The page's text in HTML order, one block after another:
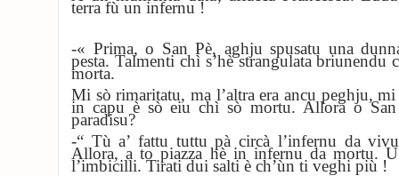
terra fù un infernu !
-« Prima, o San Pè, aghju spusatu una
pesta. Talmenti chì s’hè strangulata briunendu
morta.
Mi sò rimaritatu, ma l’altra era ancu peghju,
in capu è sò eiu chì sò mortu. Allora o San
paradisu?
-“ Tù a’ fattu tuttu pà circà l’infernu da
Allora, a to piazza hè in infernu da mortu.
l’imbicilli. Tirati dui salti è ch’ùn ti veghi più !